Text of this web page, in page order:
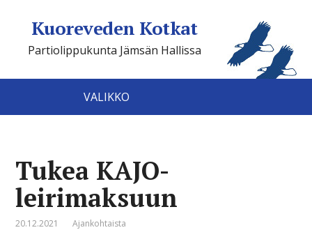
Kuoreveden Kotkat
Partiolippukunta Jämsän Hallissa
VALIKKO
Tukea KAJO-
leirimaksuun
20.12.2021 Ajankohtaista